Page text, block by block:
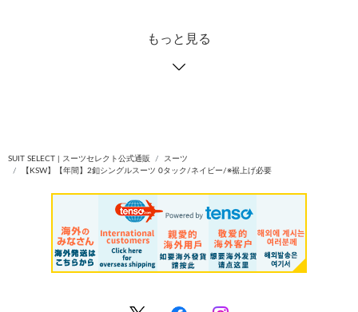
もっと見る
SUIT SELECT | スーツセレクト公式通販
スーツ
【KSW】【年間】2釦シングルスーツ 0タック/ネイビー/※裾上げ必要